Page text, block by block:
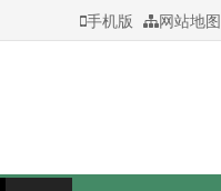
手机版 网站地图